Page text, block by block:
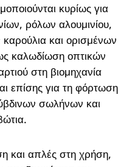
κυρίως για
ρόλων αλουμινίου,
και ορισμένων
καλωδίωση οπτικών
στη βιομηχανία
επίσης για τη φόρτωση
σωλήνων και
και απλές στη χρήση,